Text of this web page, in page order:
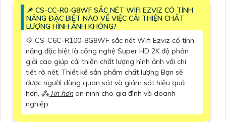
📌 CS-CC-R0-G8WF SẮC NÉT WIFI EZVIZ CÓ TÍNH
NĂNG ĐẶC BIỆT NÀO VỀ VIỆC CẢI THIỆN CHẤT
LƯỢNG HÌNH ẢNH KHÔNG?
💠 CS-C6C-R100-8G8WF sắc nét Wifi Ezviz có tính
năng đặc biệt là công nghệ Super HD 2K độ phân
giải cao giúp cải thiện chất lượng hình ảnh với chi
tiết rõ nét. Thiết kế sản phẩm chất lượng Bạn sẽ
được người dùng quan sát và giám sát hiệu quả
hơn, ⁂Tin hơnan ninh cho gia đình và doanh
nghiệp.